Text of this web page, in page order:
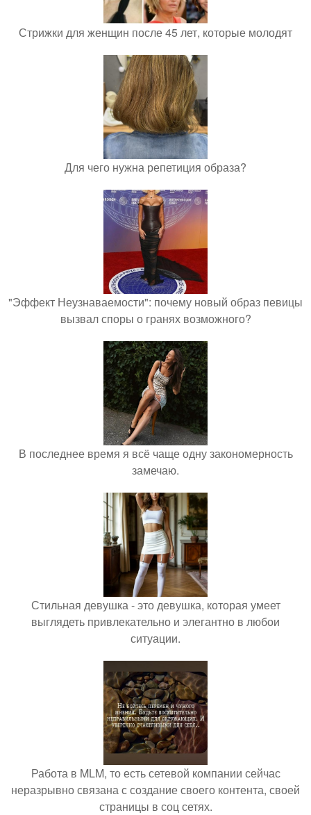
Стрижки для женщин после 45 лет, которые молодят
Для чего нужна репетиция образа?
"Эффект Неузнаваемости": почему новый образ певицы
вызвал споры о гранях возможного?
В последнее время я всё чаще одну закономерность
замечаю.
Стильная девушка - это девушка, которая умеет
выглядеть привлекательно и элегантно в любои
ситуации.
Работа в MLM, то есть сетевой компании сейчас
неразрывно связана с создание своего контента, своей
страницы в соц сетях.